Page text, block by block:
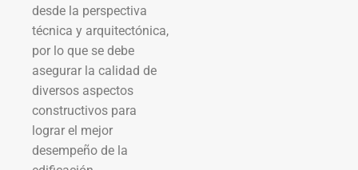
desde la perspectiva
técnica y arquitectónica,
por lo que se debe
asegurar la calidad de
diversos aspectos
constructivos para
lograr el mejor
desempeño de la